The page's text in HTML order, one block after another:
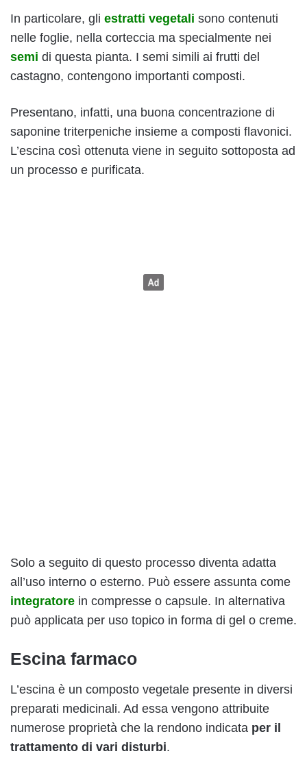
In particolare, gli estratti vegetali sono contenuti
nelle foglie, nella corteccia ma specialmente nei
semi di questa pianta. I semi simili ai frutti del
castagno, contengono importanti composti.
Presentano, infatti, una buona concentrazione di
saponine triterpeniche insieme a composti flavonici.
L’escina così ottenuta viene in seguito sottoposta ad
un processo e purificata.
Solo a seguito di questo processo diventa adatta
all’uso interno o esterno. Può essere assunta come
integratore in compresse o capsule. In alternativa
può applicata per uso topico in forma di gel o creme.
Escina farmaco
L’escina è un composto vegetale presente in diversi
preparati medicinali. Ad essa vengono attribuite
numerose proprietà che la rendono indicata per il
trattamento di vari disturbi.